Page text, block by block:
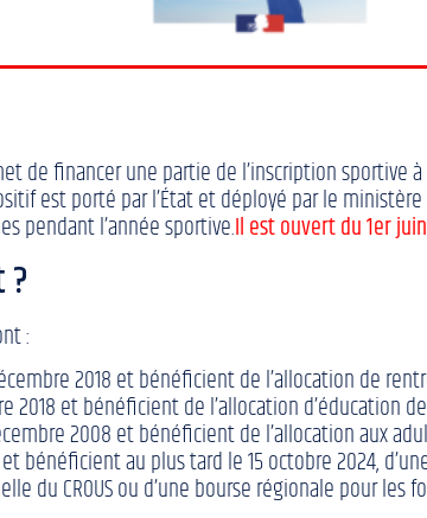
de financer une partie de l’inscription sportive
est porté par l’État et déployé par le
pendant l’année sportive.Il est ouvert du 1er
:
2018 et bénéficient de l’allocation de
2018 et bénéficient de l’allocation d’éducation
2008 et bénéficient de l’allocation aux
bénéficient au plus tard le 15 octobre 2024,
du CROUS ou d’une bourse régionale pour